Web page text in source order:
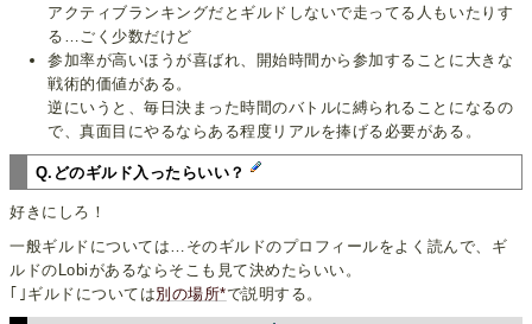
アクティブランキングだとギルドしないで走ってる人もいたりす
る…ごく少数だけど
参加率が高いほうが喜ばれ、開始時間から参加することに大きな
戦術的価値がある。
逆にいうと、毎日決まった時間のバトルに縛られることになるの
で、真面目にやるならある程度リアルを捧げる必要がある。
Q.どのギルド入ったらいい？
好きにしろ！
一般ギルドについては…そのギルドのプロフィールをよく読んで、ギ
ルドのLobiがあるならそこも見て決めたらいい。
｢｣ギルドについては別の場所*で説明する。